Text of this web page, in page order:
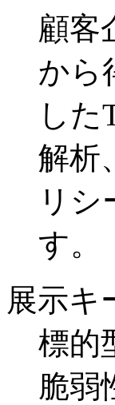
顧客
から
した
解析
リ
す。
展示キ
標的
脆弱